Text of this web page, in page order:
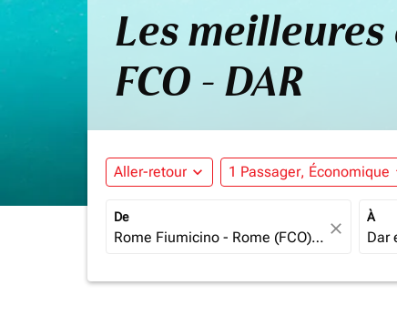
Les meilleures
FCO - DAR
Aller-retour expand_more 1 Passager, Économique
De
close
À